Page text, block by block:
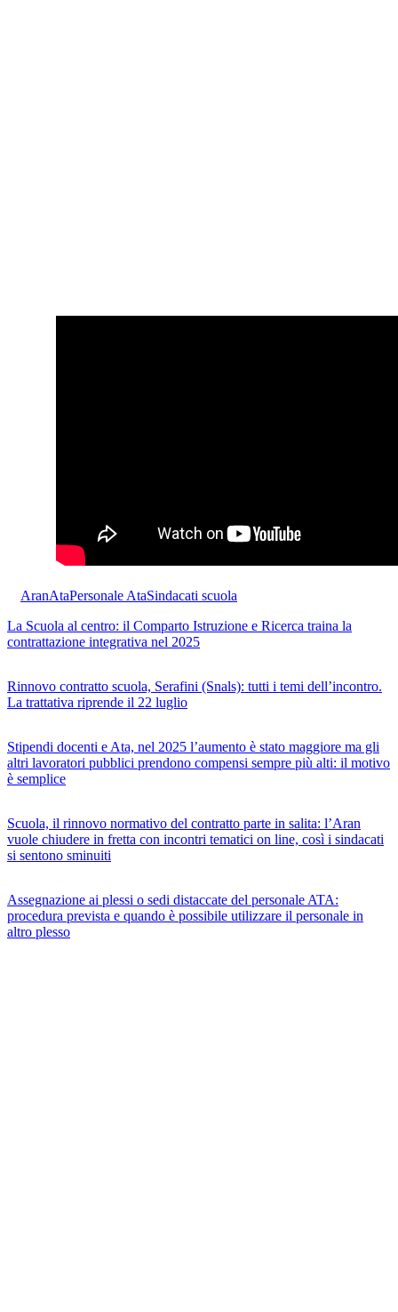
AranAtaPersonale AtaSindacati scuola
La Scuola al centro: il Comparto Istruzione e Ricerca traina la
contrattazione integrativa nel 2025
Rinnovo contratto scuola, Serafini (Snals): tutti i temi dell’incontro.
La trattativa riprende il 22 luglio
Stipendi docenti e Ata, nel 2025 l’aumento è stato maggiore ma gli
altri lavoratori pubblici prendono compensi sempre più alti: il motivo
è semplice
Scuola, il rinnovo normativo del contratto parte in salita: l’Aran
vuole chiudere in fretta con incontri tematici on line, così i sindacati
si sentono sminuiti
Assegnazione ai plessi o sedi distaccate del personale ATA:
procedura prevista e quando è possibile utilizzare il personale in
altro plesso